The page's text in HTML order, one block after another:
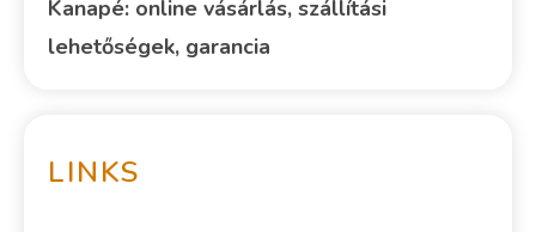
Kanapé: online vásárlás, szállítási
lehetőségek, garancia
LINKS